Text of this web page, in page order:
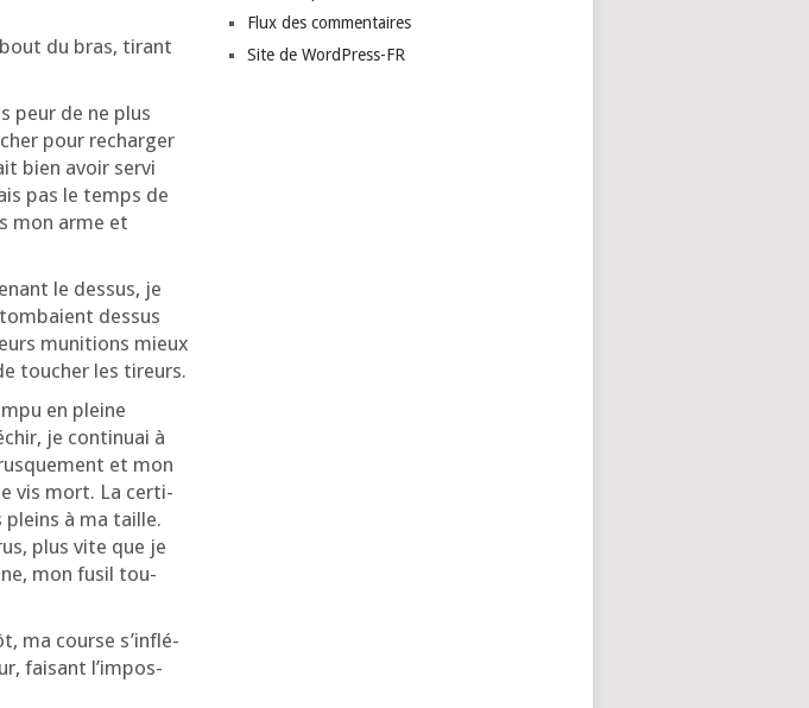
du bras, tirant
peur de ne plus
pour rechar­ger
bien avoir ser­vi
pas le temps de
mon arme et
le des­sus, je
des­sus
muni­tions mieux
tou­cher les tireurs.
en pleine
je conti­nuai à
et mon
vis mort. La cer­ti­
pleins à ma taille.
plus vite que je
mon fusil tou­
ma course s’in­flé­
fai­sant l’im­pos­
Flux des commentaires
Site de WordPress-FR